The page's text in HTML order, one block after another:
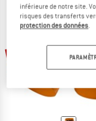
inférieure de notre site.
risques des transferts
protection des données.